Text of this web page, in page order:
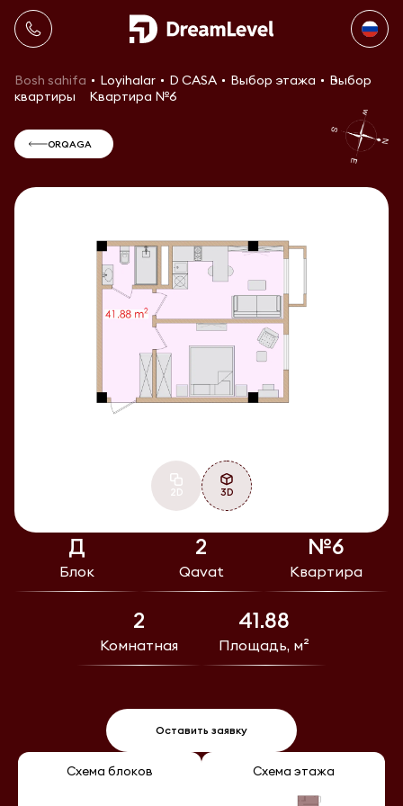
Bosh sahifa Loyihalar D CASA Выбор этажа
Выбор
квартиры
Квартира №6
Д
Блок
2
Qavat
№6
Квартира
2
Комнатная
41.88
Площадь, м²
Оставить заявку
2D 3D
Схема блоков Схема этажа
ORQAGA